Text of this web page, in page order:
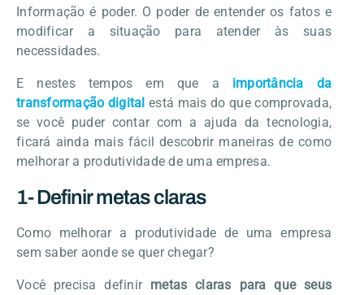
Informação é poder. O poder de entender os fatos e
modificar a situação para atender às suas
necessidades.
E nestes tempos em que a importância da
transformação digital está mais do que comprovada,
se você puder contar com a ajuda da tecnologia,
ficará ainda mais fácil descobrir maneiras de como
melhorar a produtividade de uma empresa.
1- Definir metas claras
Como melhorar a produtividade de uma empresa
sem saber aonde se quer chegar?
Você precisa definir metas claras para que seus